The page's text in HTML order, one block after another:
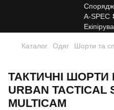
Каталог Одяг Шорти та
ТАКТИЧНІ ШОРТИ
URBAN TACTICAL
MULTICAM